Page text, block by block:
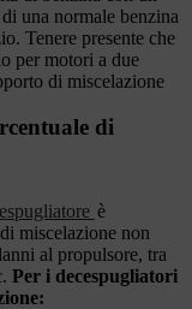
una normale benzina
Tenere presente che
per motori a due
di miscelazione
di
è
miscelazione non
al propulsore, tra
Per i decespugliatori